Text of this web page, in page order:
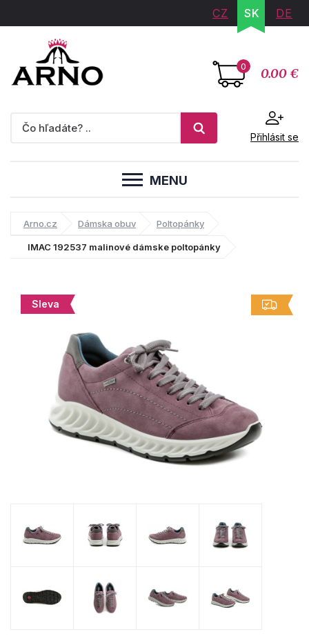
CZ SK DE
0 0.00 €
Přihlásit se
MENU
Arno.cz Dámska obuv Poltopánky
IMAC 192537 malinové dámske poltopánky
Sleva